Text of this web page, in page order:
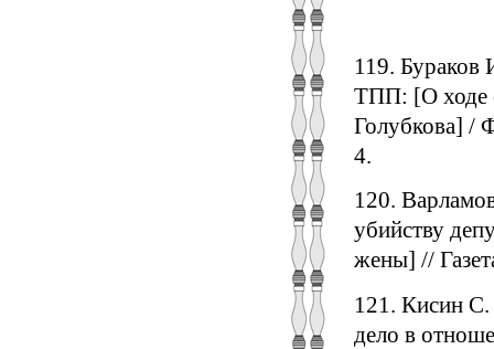
119. Бураков
ТПП: [О ходе
Голубкова] /
4.
120.
убийству
жены] //
121. Кисин С.
дело в